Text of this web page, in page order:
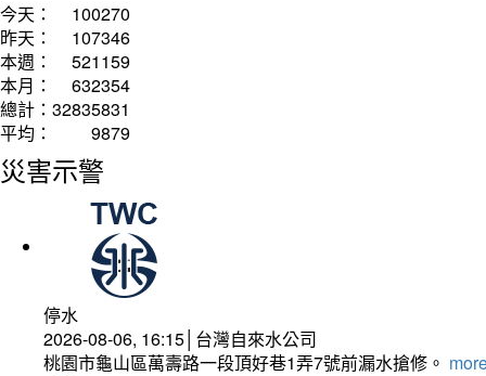
今天：
100270
昨天：
107346
本週：
521159
本月：
632354
總計： 32835831
平均：
9879
災害示警
停水
2026-08-06, 16:15│台灣自來水公司
桃園市龜山區萬壽路一段頂好巷1弄7號前漏水搶修。